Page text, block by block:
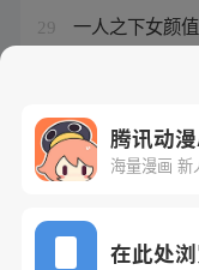
29 一人之下女颜值
腾讯动
海量漫画 新
在此处
网站备